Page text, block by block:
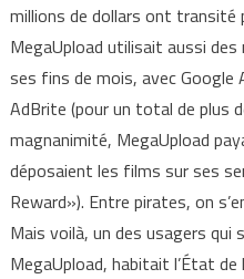
millions de dollars ont transité
MegaUpload utilisait aussi
ses fins de mois, avec Google
AdBrite (pour un total de plus
magnanimité, MegaUpload
déposaient les films sur ses
Reward»). Entre pirates, on
Mais voilà, un des usagers qui
MegaUpload, habitait l’État de